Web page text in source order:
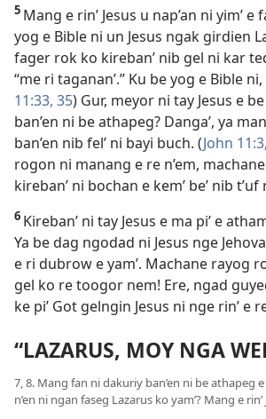
5 Mang e rin’ Jesus u nap’an ni yim’ e
yog e Bible ni un Jesus ngak girdien
fager rok ko kireban’ nib gel ni kar
“me ri taganan’.” Ku be yog e Bible ni,
11:33, 35) Gur, meyor ni tay Jesus e
ban’en ni be athapeg? Danga’, ya
ban’en nib fel’ ni bayi buch. (John
rogon ni manang e re n’em,
kireban’ ni bochan e kem’ be’ nib t’uf
6 Kireban’ ni tay Jesus e ma pi’ e
Ya be dag ngodad ni Jesus nge
e ri dubrow e yam’. Machane rayog
gel ko re toogor nem! Ere, ngad
ke pi’ Got gelngin Jesus ni nge rin’ e
“LAZARUS, MOY NGA
7, 8. Mang fan ni dakuriy ban’en ni be athapeg e
n’en ni ngan faseg Lazarus ko yam’? Mang e rin’